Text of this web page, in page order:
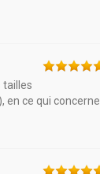
tailles
en ce qui concerne